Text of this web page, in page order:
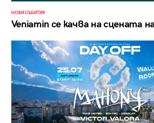
НОВИ СЪБИТИЯ
Veniamin се качва на сцената